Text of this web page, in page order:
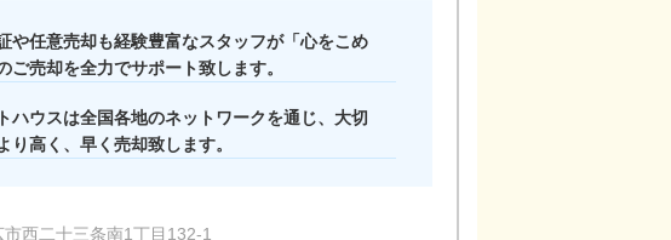
店内の様子
や任意売却も経験豊富なスタッフが「心をこめ
ご売却を全力でサポート致します。
ハウスは全国各地のネットワークを通じ、大切
り高く、早く売却致します。
西二十三条南1丁目132-1